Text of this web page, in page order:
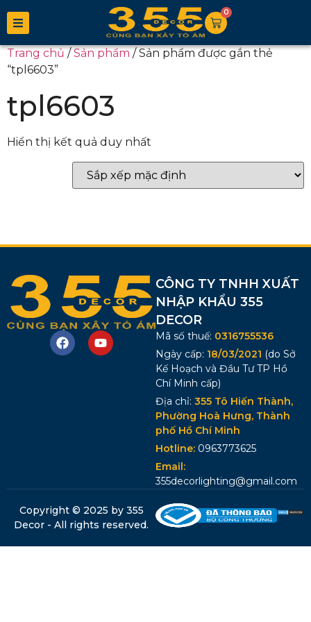
0
Trang chủ/Sản phẩm/ Sản phẩm được gắn thẻ
“tpl6603”
tpl6603
Hiển thị kết quả duy nhất
CÔNG TY TNHH XUẤT
NHẬP KHẨU 355
DECOR
Mã số thuế: 0316755536
Ngày cấp: 18/03/2021 (do Sở
Kế Hoạch và Đầu Tư TP Hồ
Chí Minh cấp)
Địa chỉ: 355 Tô Hiến Thành,
Phường Hoà Hưng, Thành
phố Hồ Chí Minh
Hotline: 0963773625
Email:
355decorlighting@gmail.com
Copyright © 2025 by 355
Decor - All rights reserved.